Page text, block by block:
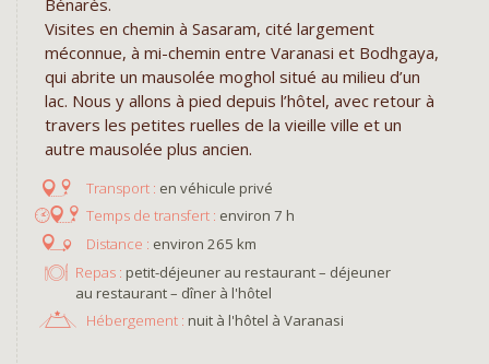
Visites en chemin à Sasaram, cité largement
méconnue, à mi-chemin entre Varanasi et Bodhgaya,
qui abrite un mausolée moghol situé au milieu d’un
lac. Nous y allons à pied depuis l’hôtel, avec retour à
travers les petites ruelles de la vieille ville et un
autre mausolée plus ancien.
en véhicule privé
environ 7 h
environ 265 km
Repas : petit-déjeuner au restaurant – déjeuner
au restaurant – dîner à l'hôtel
Hébergement : nuit à l'hôtel à Varanasi